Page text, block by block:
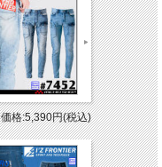
価格:5,390円(税込)